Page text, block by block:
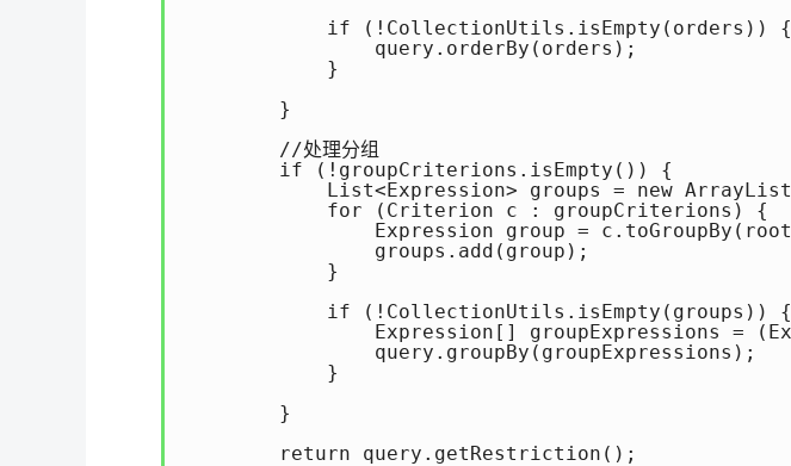
            if (!CollectionUtils.isEmpty(orders)) {
                query.orderBy(orders);
            }
        }
        //处理分组
        if (!groupCriterions.isEmpty()) {
List<Expression> groups = new
            for (Criterion c : groupCriterions) {
Expression group =
                groups.add(group);
            }
            if (!CollectionUtils.isEmpty(groups)) {
Expression[] groupExpressions =
                query.groupBy(groupExpressions);
            }
        }
        return query.getRestriction();